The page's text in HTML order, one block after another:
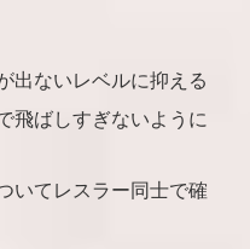
出ないレベルに抑える
飛ばしすぎないように
いてレスラー同士で確